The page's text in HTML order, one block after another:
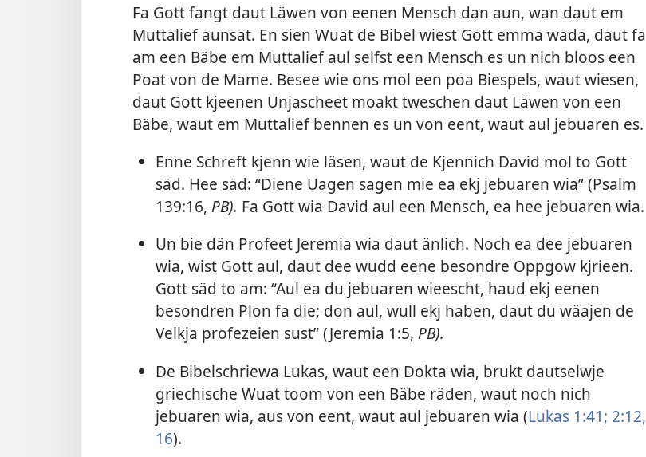
Fa Gott fangt daut Läwen von eenen Mensch dan aun, wan daut em
Muttalief aunsat. En sien Wuat de Bibel wiest Gott emma wada, daut fa
am een Bäbe em Muttalief aul selfst een Mensch es un nich bloos een
Poat von de Mame. Besee wie ons mol een poa Biespels, waut wiesen,
daut Gott kjeenen Unjascheet moakt tweschen daut Läwen von een
Bäbe, waut em Muttalief bennen es un von eent, waut aul jebuaren es.
Enne Schreft kjenn wie läsen, waut de Kjennich David mol to Gott
säd. Hee säd: “Diene Uagen sagen mie ea ekj jebuaren wia” (Psalm
139:16, PB). Fa Gott wia David aul een Mensch, ea hee jebuaren wia.
Un bie dän Profeet Jeremia wia daut änlich. Noch ea dee jebuaren
wia, wist Gott aul, daut dee wudd eene besondre Oppgow kjrieen.
Gott säd to am: “Aul ea du jebuaren wieescht, haud ekj eenen
besondren Plon fa die; don aul, wull ekj haben, daut du wäajen de
Velkja profezeien sust” (Jeremia 1:5, PB).
De Bibelschriewa Lukas, waut een Dokta wia, brukt dautselwje
griechische Wuat toom von een Bäbe räden, waut noch nich
jebuaren wia, aus von eent, waut aul jebuaren wia (Lukas 1:41; 2:12,
16).